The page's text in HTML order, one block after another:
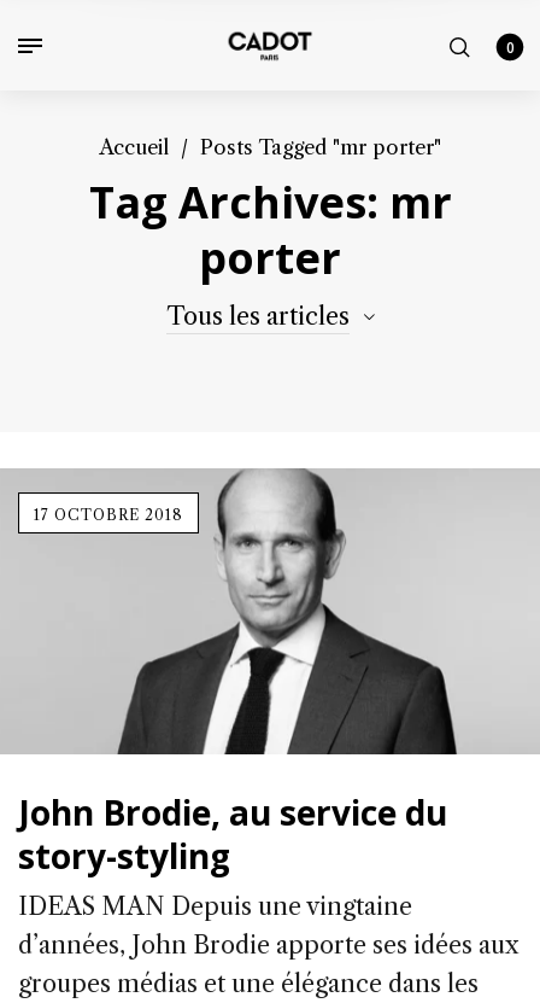
0
Accueil / Posts Tagged "mr porter"
Tag Archives: mr
porter
Tous les articles
17 OCTOBRE 2018
John Brodie, au service du
story-styling
IDEAS MAN Depuis une vingtaine
d’années, John Brodie apporte ses idées aux
groupes médias et une élégance dans les